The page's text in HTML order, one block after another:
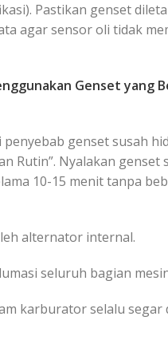
Pastikan genset
agar sensor oli tidak
Genset yang
genset susah
Rutin”. Nyalakan genset
10-15 menit tanpa
alternator internal.
seluruh bagian
karburator selalu segar